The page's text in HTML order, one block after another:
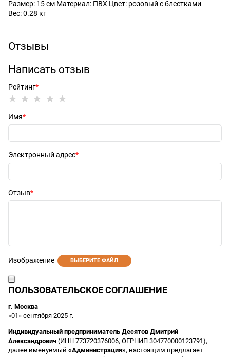
Размер: 15 см Материал: ПВХ Цвет: розовый с блестками
Вес: 0.28 кг
Отзывы
Написать отзыв
Рейтинг
Имя
Электронный адрес
Отзыв
Изображение ВЫБЕРИТЕ ФАЙЛ
ПОЛЬЗОВАТЕЛЬСКОЕ СОГЛАШЕНИЕ
г. Москва
«01» сентября 2025 г.
Индивидуальный предприниматель Десятов Дмитрий
Александрович (ИНН 773720376006, ОГРНИП 304770000123791),
далее именуемый «Администрация», настоящим предлагает